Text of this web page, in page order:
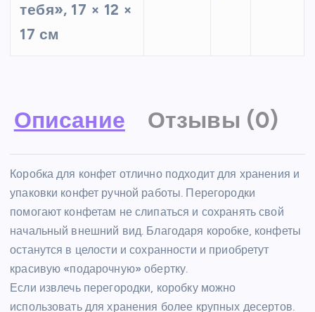
тебя», 17 × 12 ×
17 см
Описание Отзывы (0)
Коробка для конфет отлично подходит для хранения и
упаковки конфет ручной работы. Перегородки
помогают конфетам не слипаться и сохранять свой
начальный внешний вид. Благодаря коробке, конфеты
останутся в целости и сохранности и приобретут
красивую «подарочную» обертку.
Если извлечь перегородки, коробку можно
использовать для хранения более крупных десертов.